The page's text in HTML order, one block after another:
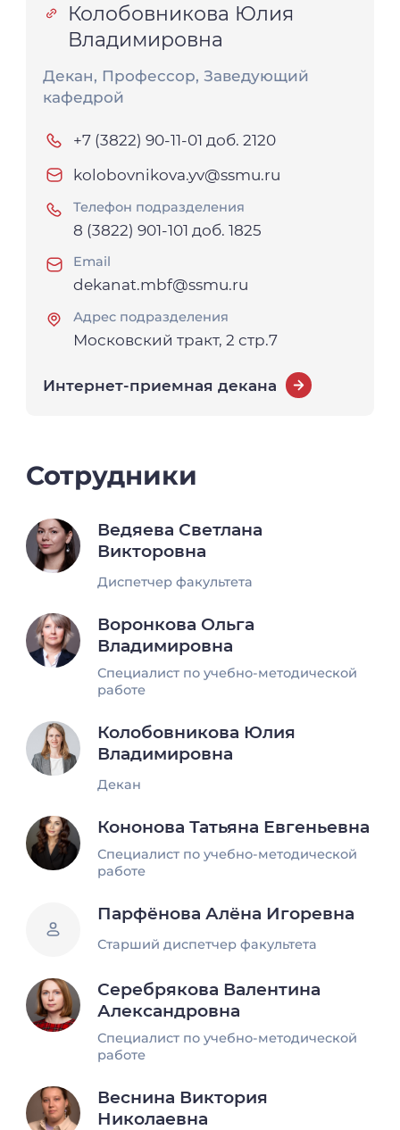
Колобовникова Юлия
Владимировна
Декан, Профессор, Заведующий
кафедрой
+7 (3822) 90-11-01 доб. 2120
kolobovnikova.yv@ssmu.ru
Телефон подразделения
8 (3822) 901-101 доб. 1825
Email
dekanat.mbf@ssmu.ru
Адрес подразделения
Московский тракт, 2 стр.7
Интернет-приемная декана
Сотрудники
Ведяева Светлана
Викторовна
Диспетчер факультета
Воронкова Ольга
Владимировна
Специалист по учебно-методической
работе
Колобовникова Юлия
Владимировна
Декан
Кононова Татьяна Евгеньевна
Специалист по учебно-методической
работе
Парфёнова Алёна Игоревна
Старший диспетчер факультета
Серебрякова Валентина
Александровна
Специалист по учебно-методической
работе
Веснина Виктория
Николаевна